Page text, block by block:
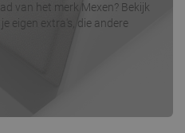
van het merk Mexen? Bekijk
eigen extra's, die andere